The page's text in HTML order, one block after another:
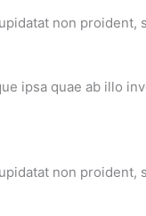
non
ipsa quae ab illo
non